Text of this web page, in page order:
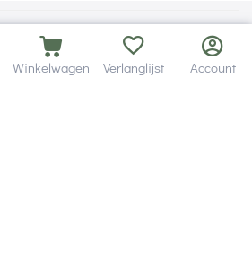
Winkelwagen Verlanglijst Account